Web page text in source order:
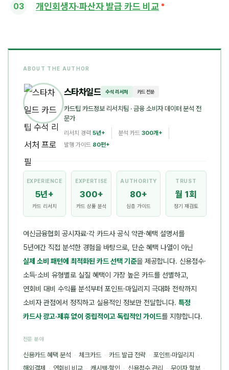
개인회생자·파산자 발급 카드 비교
ABOUT THE AUTHOR
스타차일드 수석 리서처 카드 전문
카드팁 카드정보 리서치팀 · 금융 소비자 데이터 분석 전
문가
리서치 경력 5년+ 분석 카드 300개+
발행 가이드 80편+
EXPERIENCE
5년+
카드 리서치
EXPERTISE
300+
카드 상품 분석
AUTHORITY
80+
심층 가이드
TRUST
월 1회
정기 재검토
여신금융협회 공시자료·각 카드사 공식 약관·혜택 설명서를
5년여간 직접 분석한 경험을 바탕으로, 단순 혜택 나열이 아닌
실제 소비 패턴에 최적화된 카드 선택 기준을 제공합니다. 신용점수·
소득·소비 유형별로 실질 혜택이 가장 높은 카드를 선별하고,
연회비 대비 수익률 분석부터 포인트·마일리지 극대화 전략까지
소비자 관점에서 정직하고 실용적인 정보만 전달합니다. 특정
카드사 광고·제휴 없이 중립적이고 독립적인 가이드를 지향합니다.
전문 분야
신용카드 혜택 분석 · 체크카드 · 카드 발급 전략 · 포인트·마일리지 ·
해외결제 · 연회비 비교 · 캐시백·할인 · 신용점수 관리 · 무이자 할부 ·